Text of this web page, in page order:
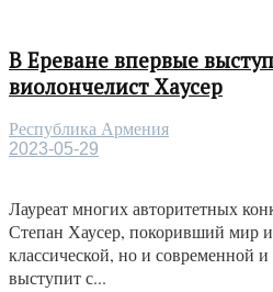
В Ереване впервые
виолончелист Хаусер
Республика Армения
2023-05-29
Лауреат многих авторитетных
Степан Хаусер, покоривший мир
классической, но и современной
выступит с...